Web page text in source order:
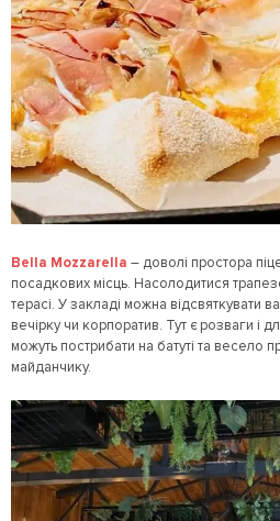
Bella Mozzarella – доволі простора
посадкових місць. Насолодитися
терасі. У закладі можна відсвяткувати
вечірку чи корпоратив. Тут є розваги і
можуть пострибати на батуті та весело
майданчику.